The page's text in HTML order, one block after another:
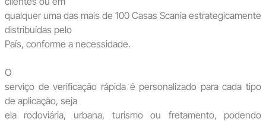
qualquer uma das mais de 100 Casas Scania estrategicamente
distribuídas pelo
País, conforme a necessidade.
O
serviço de verificação rápida é personalizado para cada tipo
de aplicação, seja
ela rodoviária, urbana, turismo ou fretamento, podendo